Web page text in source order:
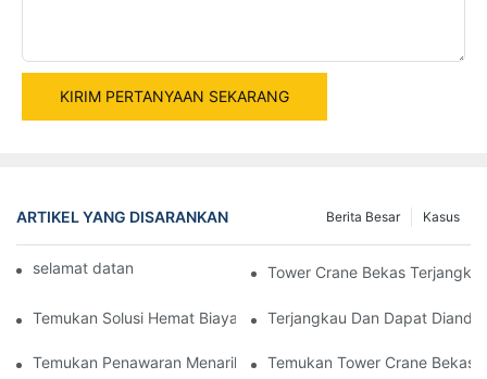
KIRIM PERTANYAAN SEKARANG
ARTIKEL YANG DISARANKAN Kasus
Berita Besar
selamat datang di mesin dunia Tower Crane Bekas
Temukan Solusi Hemat Biaya Dengan Dijual Tower Crane Bekas
Terjangkau Dan Dapat
Temukan Penawaran Menarik Untuk Dijual Tower Crane Bekas
Temukan Tower Crane Bekas